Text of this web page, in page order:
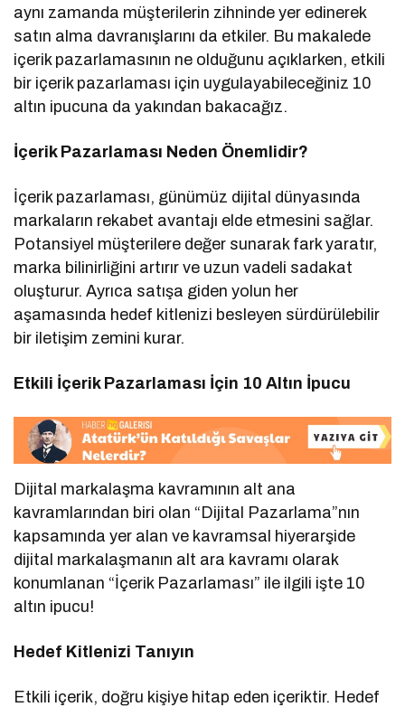
aynı zamanda müşterilerin zihninde yer edinerek
satın alma davranışlarını da etkiler. Bu makalede
içerik pazarlamasının ne olduğunu açıklarken, etkili
bir içerik pazarlaması için uygulayabileceğiniz 10
altın ipucuna da yakından bakacağız.
İçerik Pazarlaması Neden Önemlidir?
İçerik pazarlaması, günümüz dijital dünyasında
markaların rekabet avantajı elde etmesini sağlar.
Potansiyel müşterilere değer sunarak fark yaratır,
marka bilinirliğini artırır ve uzun vadeli sadakat
oluşturur. Ayrıca satışa giden yolun her
aşamasında hedef kitlenizi besleyen sürdürülebilir
bir iletişim zemini kurar.
Etkili İçerik Pazarlaması İçin 10 Altın İpucu
Dijital markalaşma kavramının alt ana
kavramlarından biri olan “Dijital Pazarlama”nın
kapsamında yer alan ve kavramsal hiyerarşide
dijital markalaşmanın alt ara kavramı olarak
konumlanan “İçerik Pazarlaması” ile ilgili işte 10
altın ipucu!
Hedef Kitlenizi Tanıyın
Etkili içerik, doğru kişiye hitap eden içeriktir. Hedef